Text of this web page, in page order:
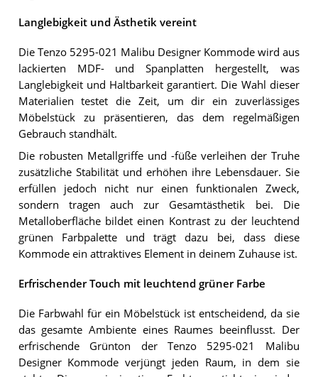
Langlebigkeit und Ästhetik vereint
Die Tenzo 5295-021 Malibu Designer Kommode wird aus
lackierten MDF- und Spanplatten hergestellt, was
Langlebigkeit und Haltbarkeit garantiert. Die Wahl dieser
Materialien testet die Zeit, um dir ein zuverlässiges
Möbelstück zu präsentieren, das dem regelmäßigen
Gebrauch standhält.
Die robusten Metallgriffe und -füße verleihen der Truhe
zusätzliche Stabilität und erhöhen ihre Lebensdauer. Sie
erfüllen jedoch nicht nur einen funktionalen Zweck,
sondern tragen auch zur Gesamtästhetik bei. Die
Metalloberfläche bildet einen Kontrast zu der leuchtend
grünen Farbpalette und trägt dazu bei, dass diese
Kommode ein attraktives Element in deinem Zuhause ist.
Erfrischender Touch mit leuchtend grüner Farbe
Die Farbwahl für ein Möbelstück ist entscheidend, da sie
das gesamte Ambiente eines Raumes beeinflusst. Der
erfrischende Grünton der Tenzo 5295-021 Malibu
Designer Kommode verjüngt jeden Raum, in dem sie